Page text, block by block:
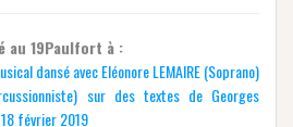
au 19Paulfort à :
dansé avec Eléonore LEMAIRE (Soprano)
sur des textes de Georges
février 2019